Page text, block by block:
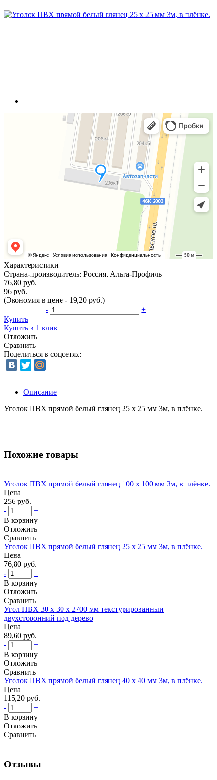
Характеристики
Страна-производитель: Россия, Альта-Профиль
76,80 руб.
96 руб.
(Экономия в цене - 19,20 руб.)
-
+
Купить
Купить в 1 клик
Отложить
Сравнить
Поделиться в соцсетях:
Описание
Уголок ПВХ прямой белый глянец 25 х 25 мм 3м, в плёнке.
Похожие товары
Уголок ПВХ прямой белый глянец 100 х 100 мм 3м, в плёнке.
Цена
256 руб.
-
+
В корзину
Отложить
Сравнить
Уголок ПВХ прямой белый глянец 25 х 25 мм 3м, в плёнке.
Цена
76,80 руб.
-
+
В корзину
Отложить
Сравнить
Угол ПВХ 30 х 30 х 2700 мм текстурированный
двухсторонний под дерево
Цена
89,60 руб.
-
+
В корзину
Отложить
Сравнить
Уголок ПВХ прямой белый глянец 40 х 40 мм 3м, в плёнке.
Цена
115,20 руб.
-
+
В корзину
Отложить
Сравнить
Отзывы